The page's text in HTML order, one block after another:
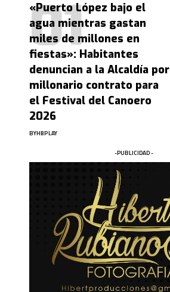
«Puerto López bajo el
agua mientras gastan
miles de millones en
fiestas»: Habitantes
denuncian a la Alcaldía por
millonario contrato para
el Festival del Canoero
2026
BYHBPLAY
-PUBLICIDAD -